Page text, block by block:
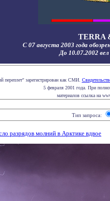
TERRA
С 07 августа 2003 года
До 10.07.2002
переплет" зарегистрирован как СМИ.
5 февраля 2001 года. При
материалов ссылка на
Тип запроса:
разрядов молний в Арктике вдвое